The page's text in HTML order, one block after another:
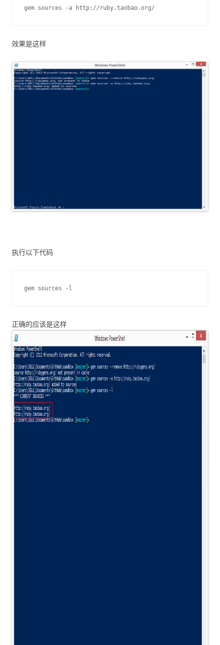
gem sources -a http://ruby.taobao.org/
效果是这样
执行以下代码
gem sources -l
正确的应该是这样